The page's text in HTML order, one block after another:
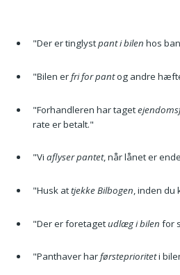
"Der er tinglystpant i bilen hos
"Bilen erfri for pantog andre
"Forhandleren har taget
rate er betalt."
"Vi aflyser pantet, når lånet er
"Husk attjekke Bilbogen, inden du
"Der er foretagetudlæg i bilen for
"Panthaver harførsteprioriteti